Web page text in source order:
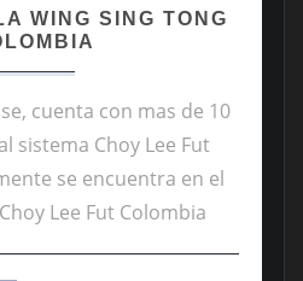
WING SING TONG
cuenta con mas de 10
sistema Choy Lee Fut
se encuentra en el
Lee Fut Colombia